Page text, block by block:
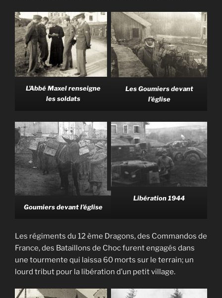
L’Abbé Maxel renseigne
les soldats
Les Goumiers devant
l’église
Goumiers devant l’église
Libération 1944
Les régiments du 12 ème Dragons, des Commandos de
France, des Bataillons de Choc furent engagés dans
une tourmente qui laissa 60 morts sur le terrain; un
lourd tribut pour la libération d’un petit village.